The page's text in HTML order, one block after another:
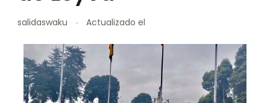
salidaswaku Actualizado el